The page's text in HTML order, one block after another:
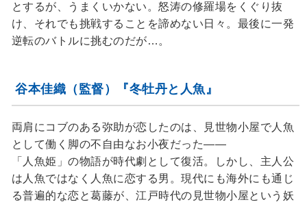
とするが、うまくいかない。怒涛の修羅場をくぐり抜
け、それでも挑戦することを諦めない日々。最後に一発
逆転のバトルに挑むのだが…。
谷本佳織（監督）『冬牡丹と人魚』
両肩にコブのある弥助が恋したのは、見世物小屋で人魚
として働く脚の不自由なお小夜だった――
「人魚姫」の物語が時代劇として復活。しかし、主人公
は人魚ではなく人魚に恋する男。現代にも海外にも通じ
る普遍的な恋と葛藤が、江戸時代の見世物小屋という妖